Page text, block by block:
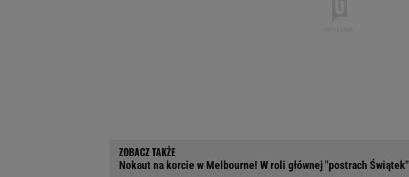
Nokaut na korcie w Melbourne! W roli głównej "postrach Świątek"